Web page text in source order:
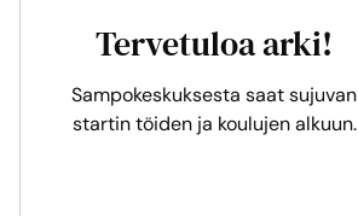
Tervetuloa arki!
Sampokeskuksesta saat sujuvan
startin töiden ja koulujen alkuun.